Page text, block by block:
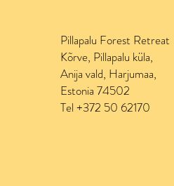
Pillapalu Forest Retreat
Kõrve, Pillapalu küla,
Anija vald, Harjumaa,
Estonia 74502
Tel +372 50 62170